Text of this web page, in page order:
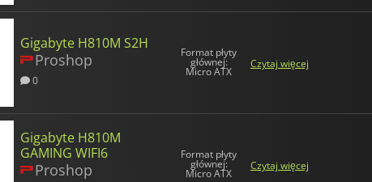
Gigabyte H810M S2H
Proshop
0
Format płyty
głównej:
Micro ATX
Czytaj więcej
Gigabyte H810M
GAMING WIFI6
Proshop
Format płyty
głównej:
Micro ATX
Czytaj więcej